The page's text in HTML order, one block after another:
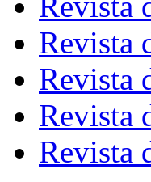
Revista
Revista
Revista
Revista